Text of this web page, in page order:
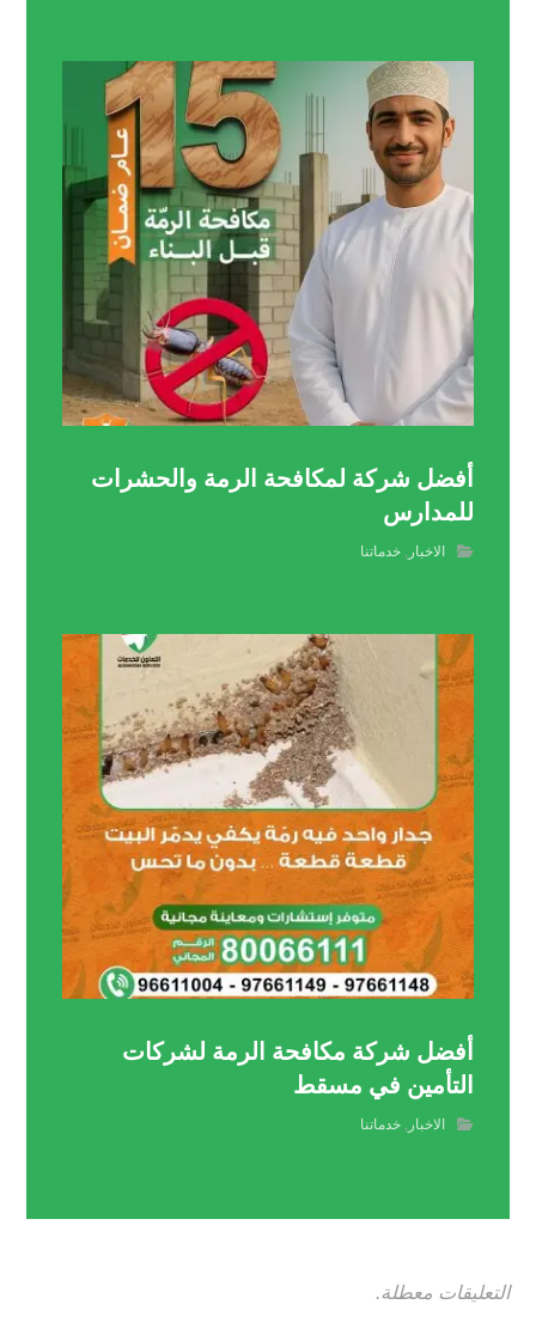
أفضل شركة لمكافحة الرمة والحشرات
للمدارس
الاخبار ,خدماتنا
أفضل شركة مكافحة الرمة لشركات
التأمين في مسقط
الاخبار ,خدماتنا
التعليقات معطلة.